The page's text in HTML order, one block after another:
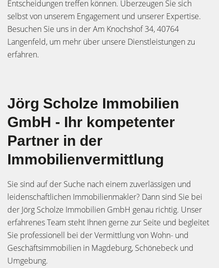
Entscheidungen treffen können. Überzeugen Sie sich
selbst von unserem Engagement und unserer Expertise.
Besuchen Sie uns in der Am Knochshof 34, 40764
Langenfeld, um mehr über unsere Dienstleistungen zu
erfahren.
Jörg Scholze Immobilien
GmbH - Ihr kompetenter
Partner in der
Immobilienvermittlung
Sie sind auf der Suche nach einem zuverlässigen und
leidenschaftlichen Immobilienmakler? Dann sind Sie bei
der Jörg Scholze Immobilien GmbH genau richtig. Unser
erfahrenes Team steht Ihnen gerne zur Seite und begleitet
Sie professionell bei der Vermittlung von Wohn- und
Geschäftsimmobilien in Magdeburg, Schönebeck und
Umgebung.